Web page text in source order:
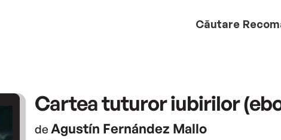
Căutare
Cartea tuturor iubirilor
de Agustín Fernández Mallo